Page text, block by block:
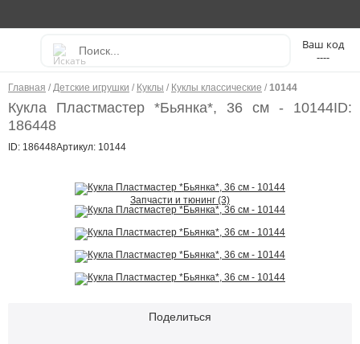
----
Главная / Детские игрушки / Куклы / Куклы классические / 10144
Кукла Пластмастер *Бьянка*, 36 см - 10144ID:
186448
ID: 186448Артикул: 10144
Запчасти и тюнинг (3)
Поделиться